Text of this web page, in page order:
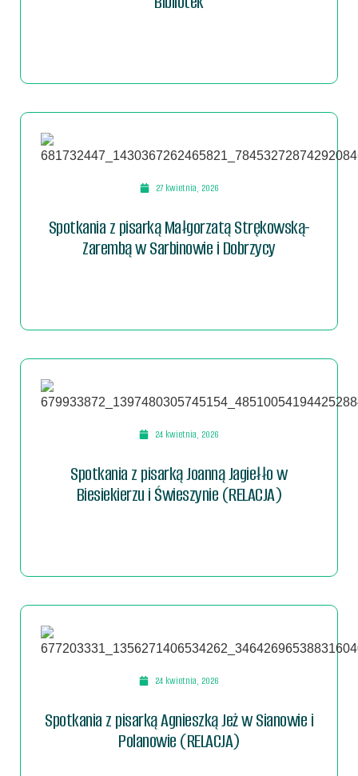
27 kwietnia, 2026
Spotkania z pisarką Małgorzatą Strękowską-
Zarembą w Sarbinowie i Dobrzycy
24 kwietnia, 2026
Spotkania z pisarką Joanną Jagiełło w
Biesiekierzu i Świeszynie (RELACJA)
24 kwietnia, 2026
Spotkania z pisarką Agnieszką Jeż w Sianowie i
Polanowie (RELACJA)